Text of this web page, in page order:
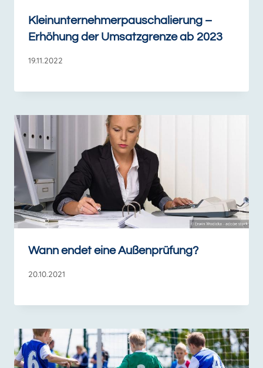
Kleinunternehmerpauschalierung –
Erhöhung der Umsatzgrenze ab 2023
19.11.2022
Wann endet eine Außenprüfung?
20.10.2021